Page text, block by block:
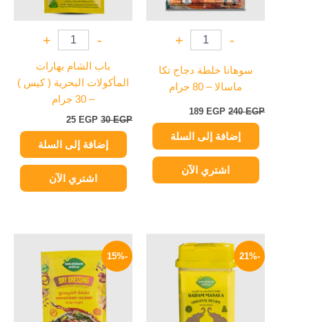
-
+
سوهانا خلطة دجاج تكا
ماسالا – 80 جرام
240EGP
189 EGP
إضافة إلى السلة
اشتري الآن
-
+
باب الشام بهارات
المأكولات البحرية ( كيس )
– 30 جرام
30EGP
25 EGP
إضافة إلى السلة
اشتري الآن
-21%
100 EGP.
الحالي
79 EGP.
-15%
الأصلي
هو:
20 EGP.
الحالي
هو:
17 EGP.